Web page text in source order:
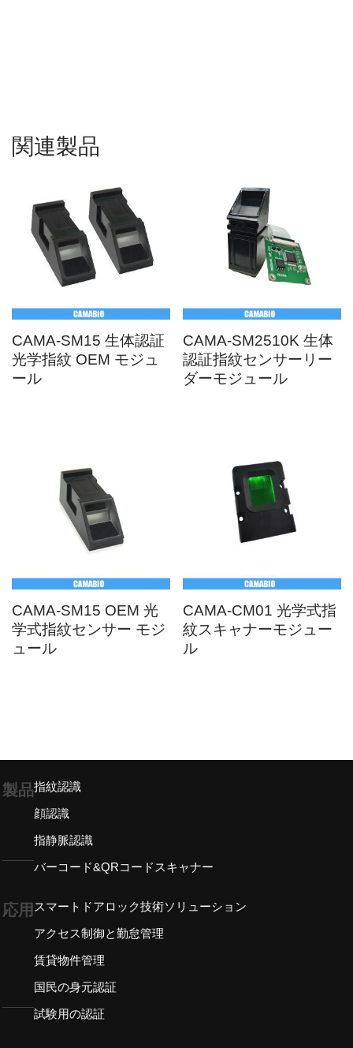
関連製品
CAMA-SM15 生体認証
光学指紋 OEM モジュ
ール
CAMA-SM2510K 生体
認証指紋センサーリー
ダーモジュール
CAMA-SM15 OEM 光
学式指紋センサー モジ
ュール
CAMA-CM01 光学式指
紋スキャナーモジュー
ル
製品指紋認識
顔認識
指静脈認識
バーコード&QRコードスキャナー
応用 スマートドアロック技術ソリューション
アクセス制御と勤怠管理
賃貸物件管理
国民の身元認証
試験用の認証